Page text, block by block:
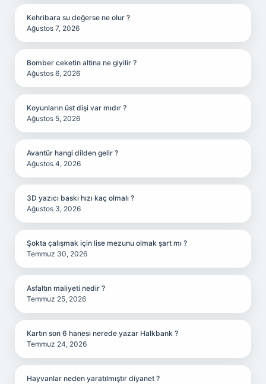
Kehribara su değerse ne olur ?
Ağustos 7, 2026
Bomber ceketin altina ne giyilir ?
Ağustos 6, 2026
Koyunların üst dişi var mıdır ?
Ağustos 5, 2026
Avantür hangi dilden gelir ?
Ağustos 4, 2026
3D yazıcı baskı hızı kaç olmalı ?
Ağustos 3, 2026
Şokta çalışmak için lise mezunu olmak şart mı ?
Temmuz 30, 2026
Asfaltın maliyeti nedir ?
Temmuz 25, 2026
Kartın son 6 hanesi nerede yazar Halkbank ?
Temmuz 24, 2026
Hayvanlar neden yaratılmıştır diyanet ?